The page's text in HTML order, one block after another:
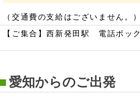
（交通費の支給はございません。）
【ご集合】西新発田駅 電話ボ
愛知からのご出発